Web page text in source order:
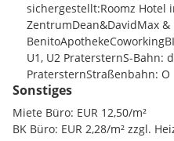
sichergestellt:Roomz Hotel
ZentrumDean&DavidMax &
U1, U2 PratersternS-Bahn:
PratersternStraßenbahn: O
Sonstiges
Miete Büro: EUR 12,50/m²
BK Büro: EUR 2,28/m² zzgl.